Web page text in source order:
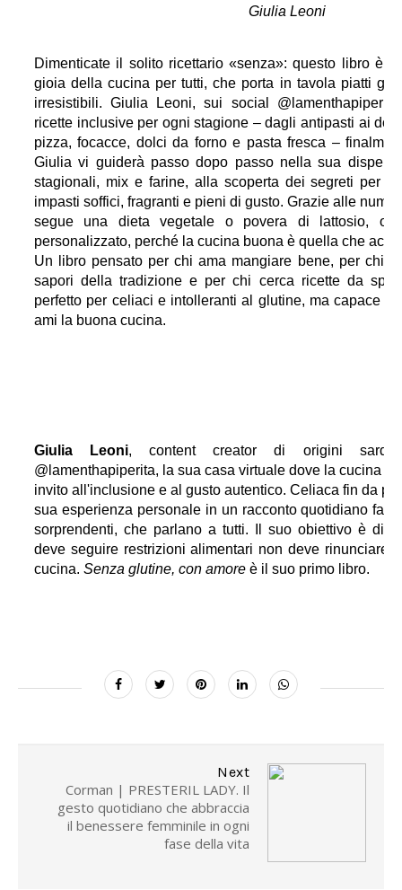
Giulia Leoni
Dimenticate il solito ricettario «senza»: questo libro è
gioia della cucina per tutti, che porta in tavola piatti
irresistibili. Giulia Leoni, sui social
ricette inclusive per ogni stagione – dagli antipasti ai
pizza, focacce, dolci da forno e pasta fresca –
Giulia vi guiderà passo dopo passo nella sua
stagionali, mix e farine, alla scoperta dei segreti per
impasti soffici, fragranti e pieni di gusto. Grazie alle
segue una dieta vegetale o povera di lattosio,
personalizzato, perché la cucina buona è quella che
Un libro pensato per chi ama mangiare bene, per chi
sapori della tradizione e per chi cerca ricette da
perfetto per celiaci e intolleranti al glutine, ma capace
ami la buona cucina.
Giulia Leoni, content creator di origini
@lamenthapiperita, la sua casa virtuale dove la cucina
invito all'inclusione e al gusto autentico. Celiaca fin da
sua esperienza personale in un racconto quotidiano
sorprendenti, che parlano a tutti. Il suo obiettivo è
deve seguire restrizioni alimentari non deve rinunciare
cucina. Senza glutine, con amore è il suo primo libro.
Next
Corman | PRESTERIL LADY. Il
gesto quotidiano che abbraccia
il benessere femminile in ogni
fase della vita